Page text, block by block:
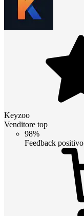
Keyzoo
Venditore top
98%
Feedback positivo